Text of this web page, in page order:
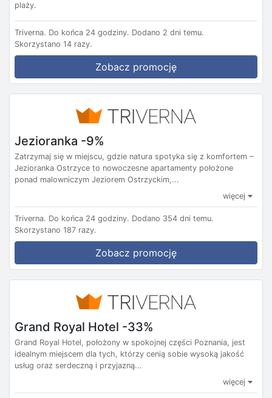
plaży.
Triverna. Do końca 24 godziny. Dodano 2 dni temu.
Skorzystano 14 razy.
Zobacz promocję
Jezioranka -9%
Zatrzymaj się w miejscu, gdzie natura spotyka się z komfortem –
Jezioranka Ostrzyce to nowoczesne apartamenty położone
ponad malowniczym Jeziorem Ostrzyckim,...
więcej
Triverna. Do końca 24 godziny. Dodano 354 dni temu.
Skorzystano 187 razy.
Zobacz promocję
Grand Royal Hotel -33%
Grand Royal Hotel, położony w spokojnej części Poznania, jest
idealnym miejscem dla tych, którzy cenią sobie wysoką jakość
usług oraz serdeczną i przyjazną...
więcej